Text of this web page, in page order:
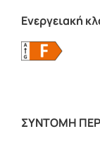
Ενεργειακή
ΣΥΝΤΟΜΗ